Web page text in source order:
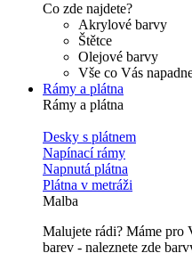
Co zde najdete?
Akrylové barvy
Štětce
Olejové barvy
Vše co Vás
Rámy a plátna
Rámy a plátna
Desky s plátnem
Napínací rámy
Napnutá plátna
Plátna v metráži
Malba
Malujete rádi? Máme pro
barev - naleznete zde